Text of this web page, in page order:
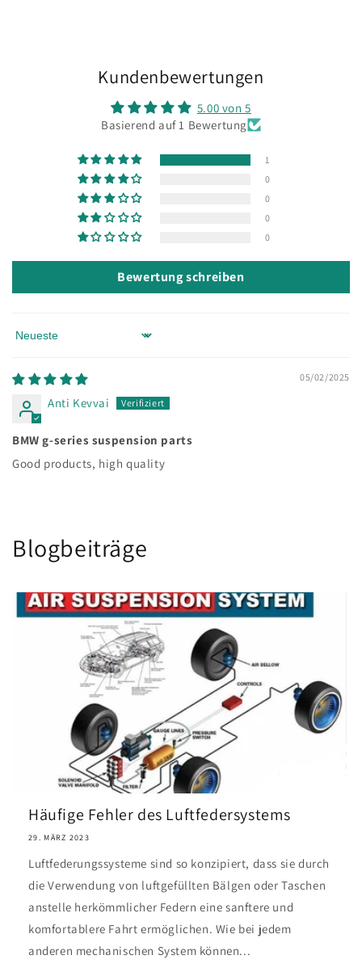
Kundenbewertungen
5.00 von 5
Basierend auf 1 Bewertung
1
0
0
0
0
Bewertung schreiben
Sort by
05/02/2025
Anti Kevvai
BMW g-series suspension parts
Good products, high quality
Blogbeiträge
Häufige Fehler des Luftfedersystems
29. MÄRZ 2023
Luftfederungssysteme sind so konzipiert, dass sie durch
die Verwendung von luftgefüllten Bälgen oder Taschen
anstelle herkömmlicher Federn eine sanftere und
komfortablere Fahrt ermöglichen. Wie bei jedem
anderen mechanischen System können...